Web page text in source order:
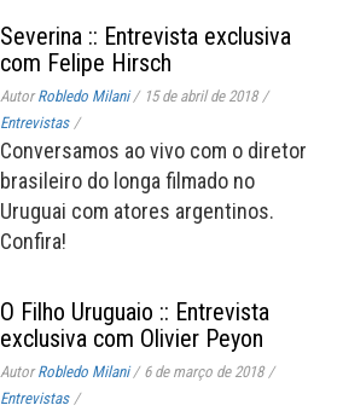
Severina :: Entrevista exclusiva
com Felipe Hirsch
AutorRobledo Milani / 15 de abril de 2018 /
Entrevistas /
Conversamos ao vivo com o diretor
brasileiro do longa filmado no
Uruguai com atores argentinos.
Confira!
O Filho Uruguaio :: Entrevista
exclusiva com Olivier Peyon
AutorRobledo Milani / 6 de março de 2018 /
Entrevistas /